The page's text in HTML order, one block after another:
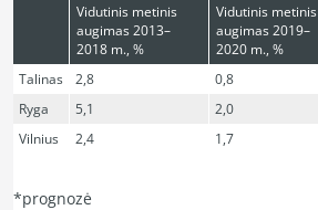
Vidutinis metinis
augimas 2013–
2018 m., %
Vidutinis metinis
augimas 2019–
2020 m., %
Talinas
2,8 0,8
Ryga
5,1 2,0
Vilnius
2,4 1,7
*prognozė